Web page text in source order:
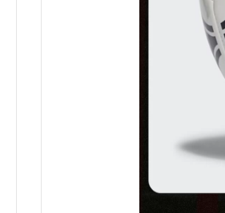
thể thao ưu tú cỏ
với găng tay thủ